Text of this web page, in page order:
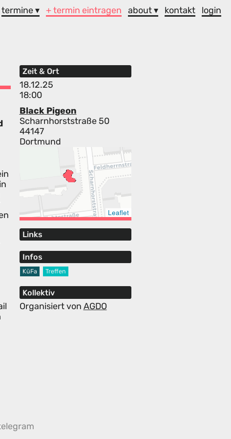
termine ▾ + termin eintragen about ▾ kontakt login
Zeit & Ort
18.12.25
18:00
Black Pigeon
Scharnhorststraße 50
44147
Dortmund
Leaflet
Links
Infos
KüFa Treffen
Kollektiv
Organisiert von AGDO